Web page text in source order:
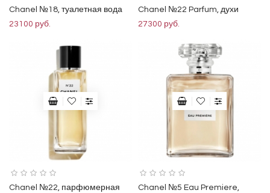
Chanel №18, туалетная вода
23100 руб.
Chanel №22 Parfum, духи
27300 руб.
Chanel №22, парфюмерная
Chanel №5 Eau Premiere,